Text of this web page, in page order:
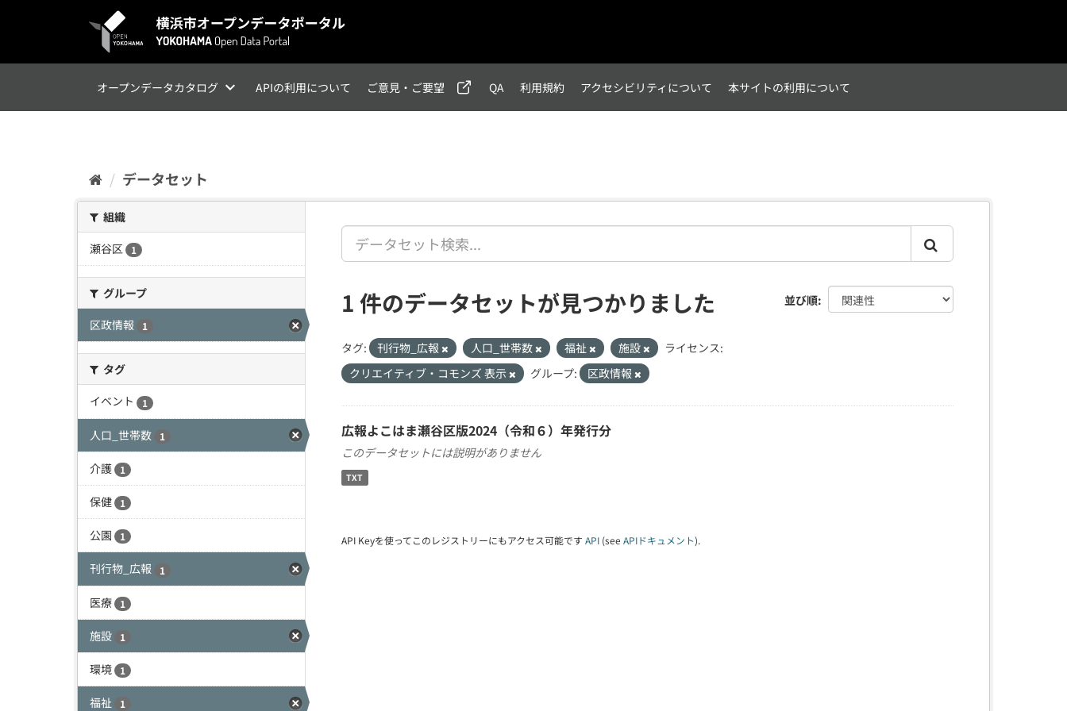
オープンデータカタログ APIの利用について ご意見・ご要望 QA 利用規約 アクセシビリティについて 本サイトの利用について
データセット
組織
瀬谷区
1
グループ
区政情報
1
タグ
イベント
1
人口_世帯数 1
介護 1
保健 1
公園 1
刊行物_広報 1
医療 1
施設 1
環境 1
福祉 1
並び順
1 件のデータセットが見つかりました
タグ: 刊行物_広報 人口_世帯数 福祉 施設
ライセンス:
クリエイティブ・コモンズ 表示
グループ: 区政情報
広報よこはま瀬谷区版2024（令和６）年発行分
このデータセットには説明がありません
TXT
API Keyを使ってこのレジストリーにもアクセス可能です API (see APIドキュメント).